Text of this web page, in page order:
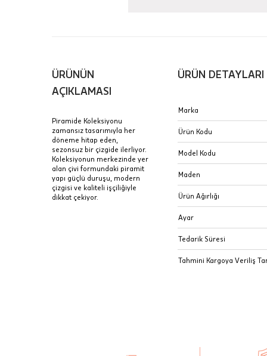
Stoklar çok
Taksit
Tek Çekim
2 Taksit
E-Posta Adresi
ÜRÜNÜN
AÇIKLAMASI
Piramide Koleksiyonu
zamansız tasarımıyla her
döneme hitap eden,
sezonsuz bir çizgide ilerliyor.
Koleksiyonun merkezinde yer
alan çivi formundaki piramit
yapı güçlü duruşu, modern
çizgisi ve kaliteli işçiliğiyle
dikkat çekiyor.
ÜRÜN DETAYLARI
Marka
Ürün Kodu
Model Kodu
Maden
Ürün Ağırlığı
Ayar
Tedarik Süresi
Tahmini Kargoya Veriliş
Sertifika
JTR |
Sipariş
İptal:
seçilen